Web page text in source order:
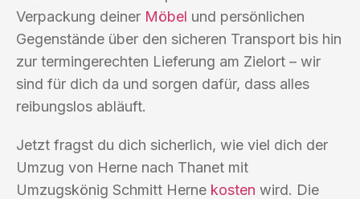
Verpackung deiner Möbel und persönlichen
Gegenstände über den sicheren Transport bis hin
zur termingerechten Lieferung am Zielort – wir
sind für dich da und sorgen dafür, dass alles
reibungslos abläuft.
Jetzt fragst du dich sicherlich, wie viel dich der
Umzug von Herne nach Thanet mit
Umzugskönig Schmitt Herne kosten wird. Die